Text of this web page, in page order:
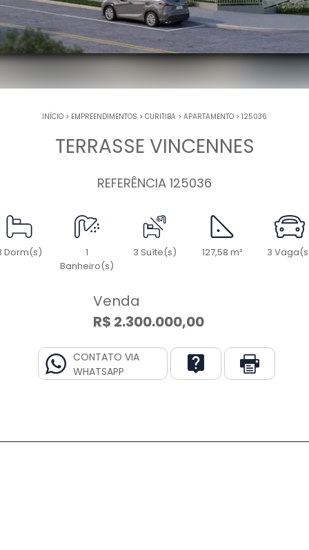
INÍCIO > EMPREENDIMENTOS > CURITIBA > APARTAMENTO > 125036
TERRASSE VINCENNES
REFERÊNCIA 125036
Dorm(s)
1
Banheiro(s)
3 Suíte(s) 127,58 m² 3
Venda
R$ 2.300.000,00
CONTATO VIA
WHATSAPP